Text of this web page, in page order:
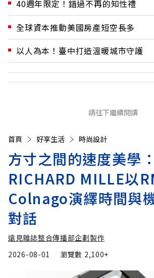
40週年限定！錯過不再的知性禮
全球資本推動美國房產短空長多
以人為本！臺中打造溫暖城市守護
請往下繼續閱讀
首頁 好享生活 時尚設計
方寸之間的速度美學：
RICHARD MILLE以
Colnago演繹時間與
對話
遠見雜誌整合傳播部企劃製作
2026-08-01
瀏覽數 2,100+